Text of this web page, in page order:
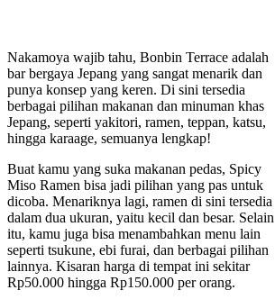
Nakamoya wajib tahu, Bonbin Terrace adalah
bar bergaya Jepang yang sangat menarik dan
punya konsep yang keren. Di sini tersedia
berbagai pilihan makanan dan minuman khas
Jepang, seperti yakitori, ramen, teppan, katsu,
hingga karaage, semuanya lengkap!
Buat kamu yang suka makanan pedas, Spicy
Miso Ramen bisa jadi pilihan yang pas untuk
dicoba. Menariknya lagi, ramen di sini tersedia
dalam dua ukuran, yaitu kecil dan besar. Selain
itu, kamu juga bisa menambahkan menu lain
seperti tsukune, ebi furai, dan berbagai pilihan
lainnya. Kisaran harga di tempat ini sekitar
Rp50.000 hingga Rp150.000 per orang.